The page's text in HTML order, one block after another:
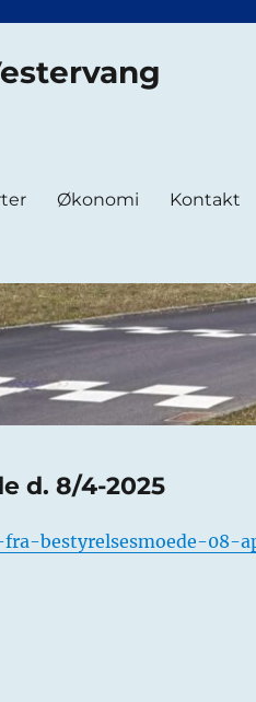
Økonomi Kontakt
d. 8/4-2025
fra-bestyrelsesmoede-08-